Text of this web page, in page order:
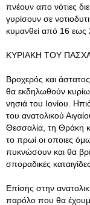
πνέουν απο νότιες
γυρίσουν σε
κυμανθεί από 16 εως
ΚΥΡΙΑΚΗ ΤΟΥ
Βροχερός και άστατος
θα εκδηλωθούν
νησιά του Ιονίου.
του ανατολικού
Θεσσαλία, τη Θράκη
το πρωί οι οποιες
πυκνώσουν και θα
σποραδικές καταιγίδες.
Επίσης στην
παρόλο που θα